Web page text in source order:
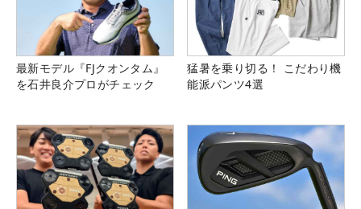
最新モデル『FJクオンタム』
を石井良介プロがチェック
猛暑を乗り切る！ こだわり機
能派パンツ4選